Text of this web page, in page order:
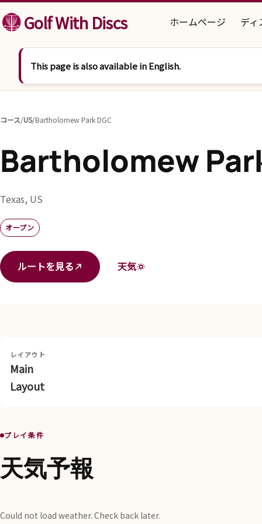
コンテンツへスキップ
Golf With Discs ホームページ デ
This page is also available in English.
コース/US/Bartholomew Park DGC
Bartholomew
Texas, US
オープン
ルートを見る 天気
レイアウト
Main
Layout
プレイ条件
天気予報
Could not load weather. Check back later.